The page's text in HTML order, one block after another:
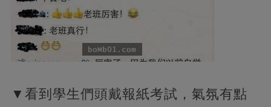
▼看到學生們頭戴報紙考試，氣氛有點